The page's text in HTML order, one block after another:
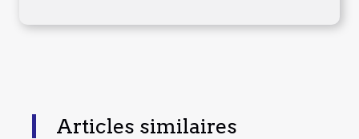
Articles similaires